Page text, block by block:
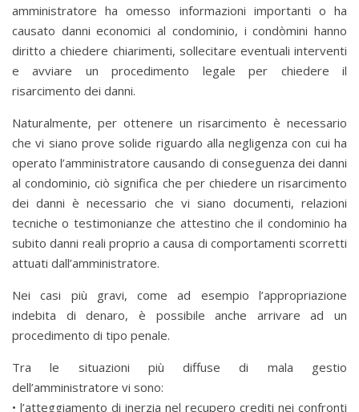
amministratore ha omesso informazioni importanti o ha
causato danni economici al condominio, i condòmini hanno
diritto a chiedere chiarimenti, sollecitare eventuali interventi
e avviare un procedimento legale per chiedere il
risarcimento dei danni.
Naturalmente, per ottenere un risarcimento è necessario
che vi siano prove solide riguardo alla negligenza con cui ha
operato l’amministratore causando di conseguenza dei danni
al condominio, ciò significa che per chiedere un risarcimento
dei danni è necessario che vi siano documenti, relazioni
tecniche o testimonianze che attestino che il condominio ha
subito danni reali proprio a causa di comportamenti scorretti
attuati dall’amministratore.
Nei casi più gravi, come ad esempio l’appropriazione
indebita di denaro, è possibile anche arrivare ad un
procedimento di tipo penale.
Tra le situazioni più diffuse di mala gestio
dell’amministratore vi sono:
• l’atteggiamento di inerzia nel recupero crediti nei confronti